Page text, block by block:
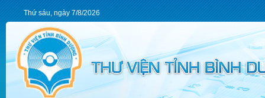
Thứ sáu, ngày 7/8/2026